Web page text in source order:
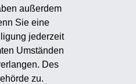
außerdem
Sie eine
jederzeit
Umständen
Des
zu.